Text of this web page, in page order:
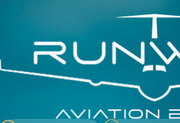
conteúdo